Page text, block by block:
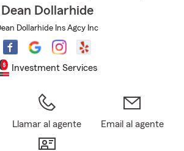
Dean Dollarhide
Dollarhide Ins Agcy Inc
Investment Services
Llamar al agente Email al agente